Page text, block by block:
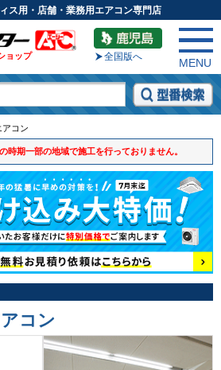
ス用・店舗・業務用エアコン専門店
ョップ 全国版へ
MENU
アコン
時期一部の地域で施工を行っておりません。
コン